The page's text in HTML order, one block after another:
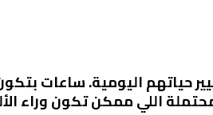
حياتهم اليومية. ساعات
اللي ممكن تكون وراء